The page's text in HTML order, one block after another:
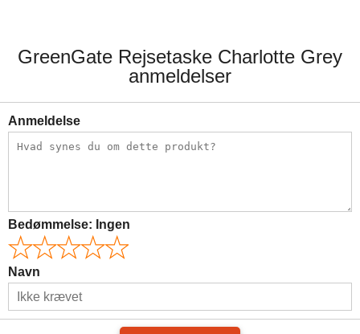
GreenGate Rejsetaske Charlotte Grey
anmeldelser
Anmeldelse
Bedømmelse: Ingen
Navn